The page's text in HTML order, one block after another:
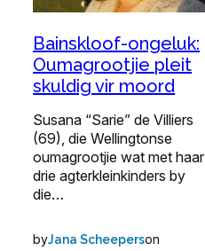
Bainskloof-ongeluk:
Oumagrootjie pleit
skuldig vir moord
Susana “Sarie” de Villiers
(69), die Wellingtonse
oumagrootjie wat met haar
drie agterkleinkinders by
die…
byJana Scheeperson